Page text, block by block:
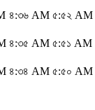
৪:৩৬ AM ৫:৫২ AM
৪:৩৫ AM ৫:৫১ AM
৪:৩৪ AM ৫:৫০ AM